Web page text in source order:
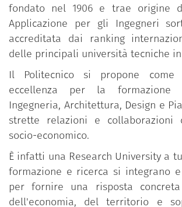
fondato nel 1906 e trae origine
Applicazione per gli Ingegneri
accreditata dai ranking
delle principali università tecniche in
Il Politecnico si propone
eccellenza per la
Ingegneria, Architettura, Design e
strette relazioni e collaborazioni
socio-economico.
È infatti una Research University a
formazione e ricerca si integrano
per fornire una risposta
dell'economia, del territorio e